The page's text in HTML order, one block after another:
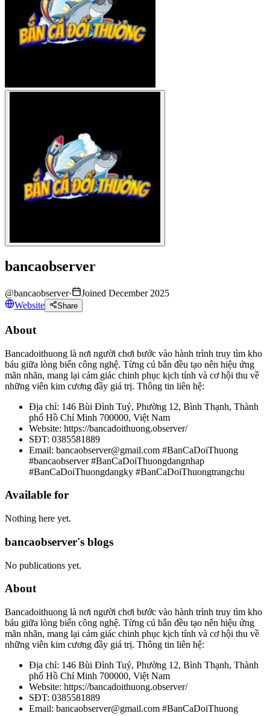
bancaobserver
@bancaobserver·
Joined December 2025
Website
Share
About
Bancadoithuong là nơi người chơi bước vào hành trình truy tìm kho
báu giữa lòng biển công nghệ. Từng cú bắn đều tạo nên hiệu ứng
mãn nhãn, mang lại cảm giác chinh phục kịch tính và cơ hội thu về
những viên kim cương đầy giá trị. Thông tin liên hệ:
Địa chỉ: 146 Bùi Đình Tuý, Phường 12, Bình Thạnh, Thành
phố Hồ Chí Minh 700000, Việt Nam
Website: https://bancadoithuong.observer/
SĐT: 0385581889
Email: bancaobserver@gmail.com #BanCaDoiThuong
#bancaobserver #BanCaDoiThuongdangnhap
#BanCaDoiThuongdangky #BanCaDoiThuongtrangchu
Available for
Nothing here yet.
bancaobserver's blogs
No publications yet.
About
Bancadoithuong là nơi người chơi bước vào hành trình truy tìm kho
báu giữa lòng biển công nghệ. Từng cú bắn đều tạo nên hiệu ứng
mãn nhãn, mang lại cảm giác chinh phục kịch tính và cơ hội thu về
những viên kim cương đầy giá trị. Thông tin liên hệ:
Địa chỉ: 146 Bùi Đình Tuý, Phường 12, Bình Thạnh, Thành
phố Hồ Chí Minh 700000, Việt Nam
Website: https://bancadoithuong.observer/
SĐT: 0385581889
Email: bancaobserver@gmail.com #BanCaDoiThuong